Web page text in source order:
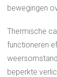
bewegingen
Thermische
functioneren
beperkte